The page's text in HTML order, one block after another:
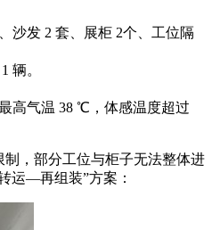
沙发 2 套、展柜 2个、工位隔
辆。
高气温 38 ℃，体感温度超过
，部分工位与柜子无法整体进
运—再组装”方案：